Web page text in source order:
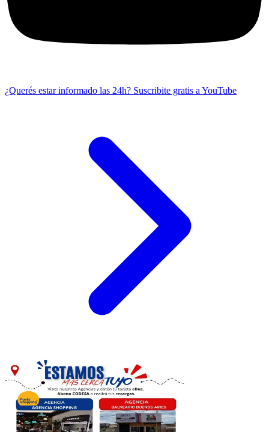
¿Querés estar informado las 24h? Suscribite gratis a YouTube